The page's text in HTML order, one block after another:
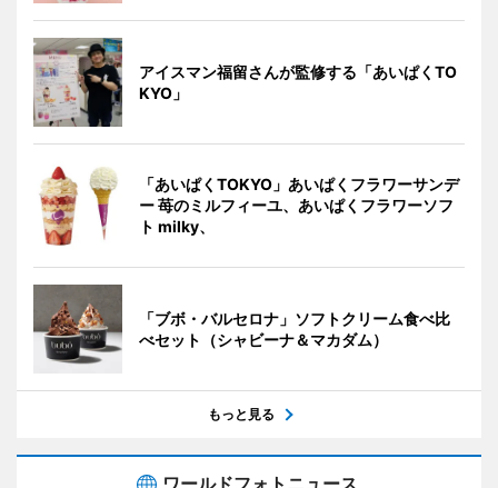
アイスマン福留さんが監修する「あいぱくTO
KYO」
「あいぱくTOKYO」あいぱくフラワーサンデ
ー 苺のミルフィーユ、あいぱくフラワーソフ
ト milky、
「ブボ・バルセロナ」ソフトクリーム食べ比
べセット（シャビーナ＆マカダム）
もっと見る